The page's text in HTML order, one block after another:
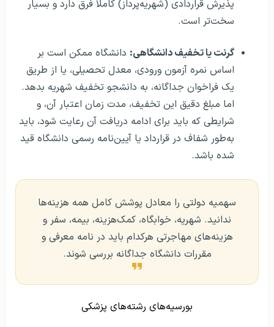
پذیرش قراردادی (شهریه‌پرداز) کاملاً فرق دارد و بسیار
سخت‌تر است.
گرنت یا تخفیف دانشگاهی: دانشگاه ممکن است بر
اساس نمره آزمون ورودی، معدل تحصیلی، یا از طریق
یک فراخوان جداگانه، به دانشجو تخفیف شهریه بدهد.
اما مبلغ دقیق این تخفیف، مدت زمان اعتبار آن، و
شرایطی که باید برای ادامه دریافت آن رعایت شود، باید
به‌طور شفاف در قرارداد یا آیین‌نامه رسمی دانشگاه قید
شده باشد.
سهمیه دولتی را معادل پوشش کامل همه هزینه‌ها
ندانید. شهریه، خوابگاه، کمک‌هزینه، بیمه، سفر و
هزینه‌های مهاجرتی هرکدام باید در نامه معرفی و
مقررات دانشگاه جداگانه بررسی شوند.
بورسیه‌های رشته‌های پزشکی